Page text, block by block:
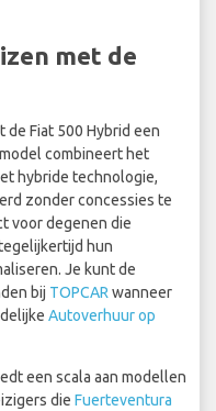
met de
Fiat 500 Hybrid een
combineert het
hybride technologie,
zonder concessies te
voor degenen die
hun
Je kunt de
bij TOPCAR wanneer
Autoverhuur op
een scala aan modellen
die Fuerteventura